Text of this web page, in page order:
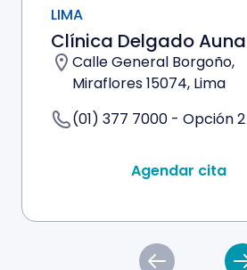
LIMA
Clínica Delgado Auna
Calle General Borgoño,
Miraflores 15074, Lima
(01) 377 7000 - Opción 2
Agendar cita